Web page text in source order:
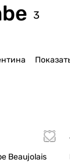
3
Beaujolais